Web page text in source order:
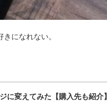
になれない。
変えてみた【購入先も紹介】